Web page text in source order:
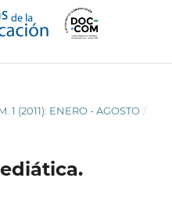
1 (2011): ENERO - AGOSTO /